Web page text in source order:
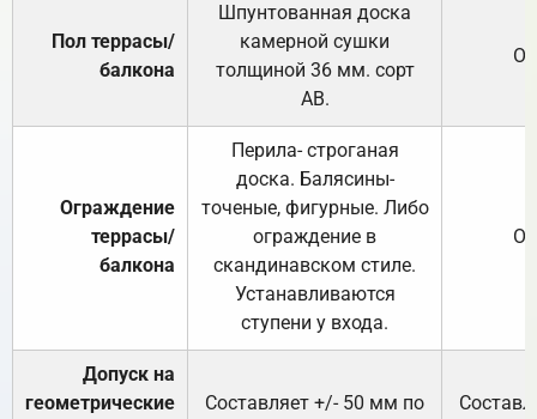
Пол террасы/
балкона
Шпунтованная доска
камерной сушки
толщиной 36 мм. сорт
АВ.
Ограждение
террасы/
балкона
Перила- строганая
доска. Балясины-
точеные, фигурные. Либо
ограждение в
скандинавском стиле.
Устанавливаются
ступени у входа.
Допуск на
геометрические
Составляет +/- 50 мм по